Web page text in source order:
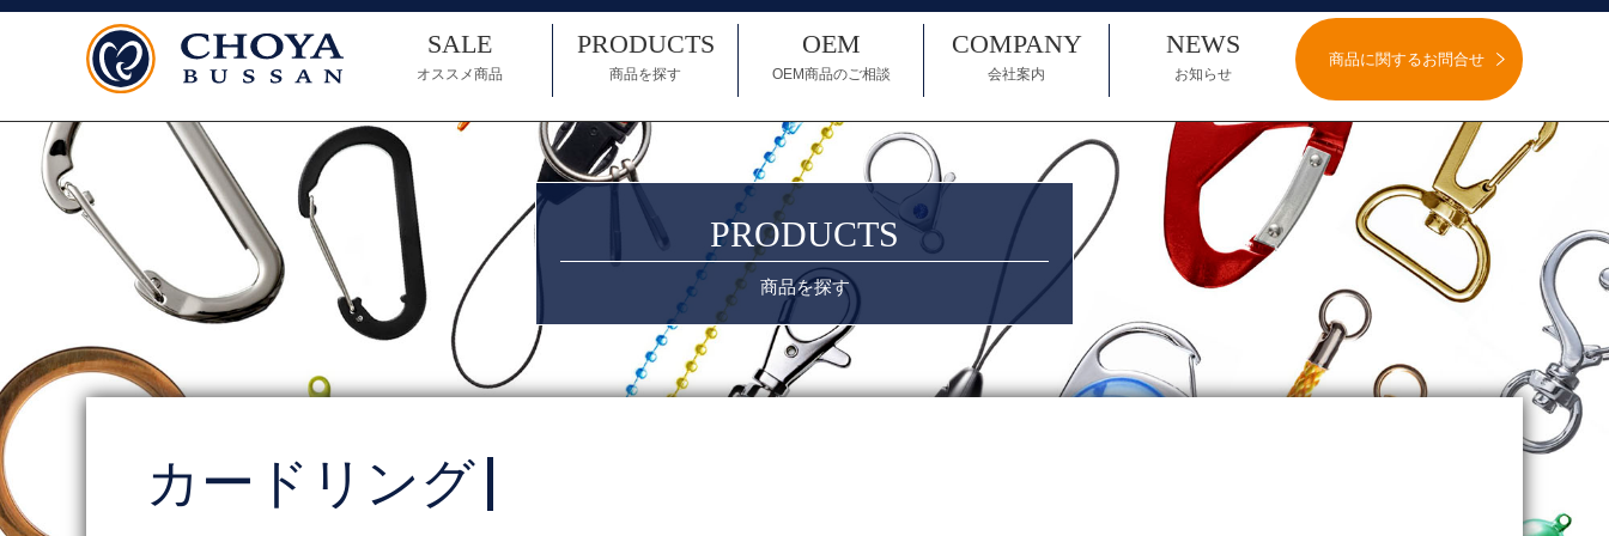
SALE
オススメ商品
PRODUCTS
商品を探す
OEM
OEM商品のご相談
COMPANY
会社案内
NEWS
お知らせ
商品に関するお問合せ
PRODUCTS
商品を探す
カードリング